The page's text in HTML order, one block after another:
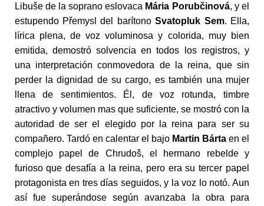
Libuše de la soprano eslovaca Mária Porubčinová, y el
estupendo Přemysl del barítonoSvatopluk Sem. Ella,
lírica plena, de voz voluminosa y colorida, muy bien
emitida, demostró solvencia en todos los registros, y
una interpretación conmovedora de la reina, que sin
perder la dignidad de su cargo, es también una mujer
llena de sentimientos. Él, de voz rotunda, timbre
atractivo y volumen mas que suficiente, se mostró con la
autoridad de ser el elegido por la reina para ser su
compañero. Tardó en calentar el bajo Martin Bártaen el
complejo papel de Chrudoš, el hermano rebelde y
furioso que desafía a la reina, pero era su tercer papel
protagonista en tres días seguidos, y la voz lo notó. Aun
así fue superándose según avanzaba la obra para